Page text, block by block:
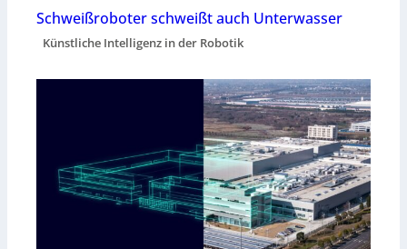
Schweißroboter schweißt auch Unterwasser
Künstliche Intelligenz in der Robotik